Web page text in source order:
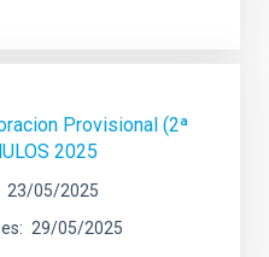
Provisional (2ª
2025
23/05/2025
29/05/2025